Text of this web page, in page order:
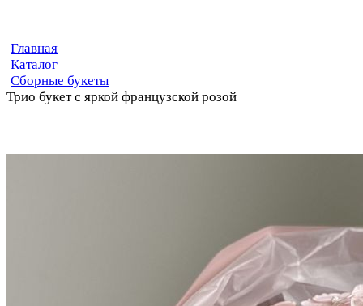
Главная
Каталог
Сборные букеты
Трио букет с яркой французской розой